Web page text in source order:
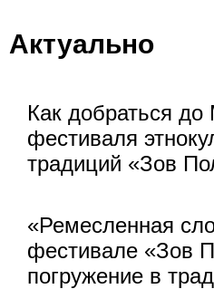
Актуально
Как добраться
фестиваля
традиций «Зов
«Ремесленная
фестивале «Зов
погружение в